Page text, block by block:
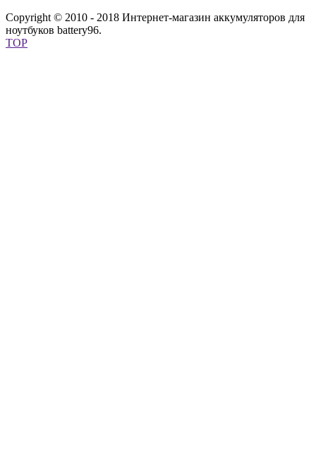
Copyright © 2010 - 2018 Интернет-магазин аккумуляторов для
ноутбуков battery96.
TOP